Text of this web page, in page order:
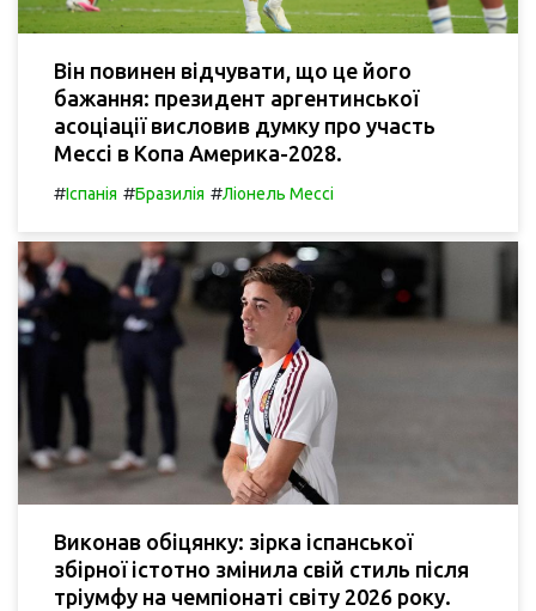
Він повинен відчувати, що це його
бажання: президент аргентинської
асоціації висловив думку про участь
Мессі в Копа Америка-2028.
#Іспанія #Бразилія #Ліонель Мессі
Виконав обіцянку: зірка іспанської
збірної істотно змінила свій стиль після
тріумфу на чемпіонаті світу 2026 року.